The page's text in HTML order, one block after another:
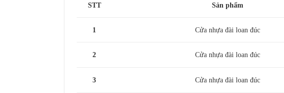
STT Sản phẩm
1 Cửa nhựa đài loan đúc
2 Cửa nhựa đài loan đúc
3 Cửa nhựa đài loan đúc